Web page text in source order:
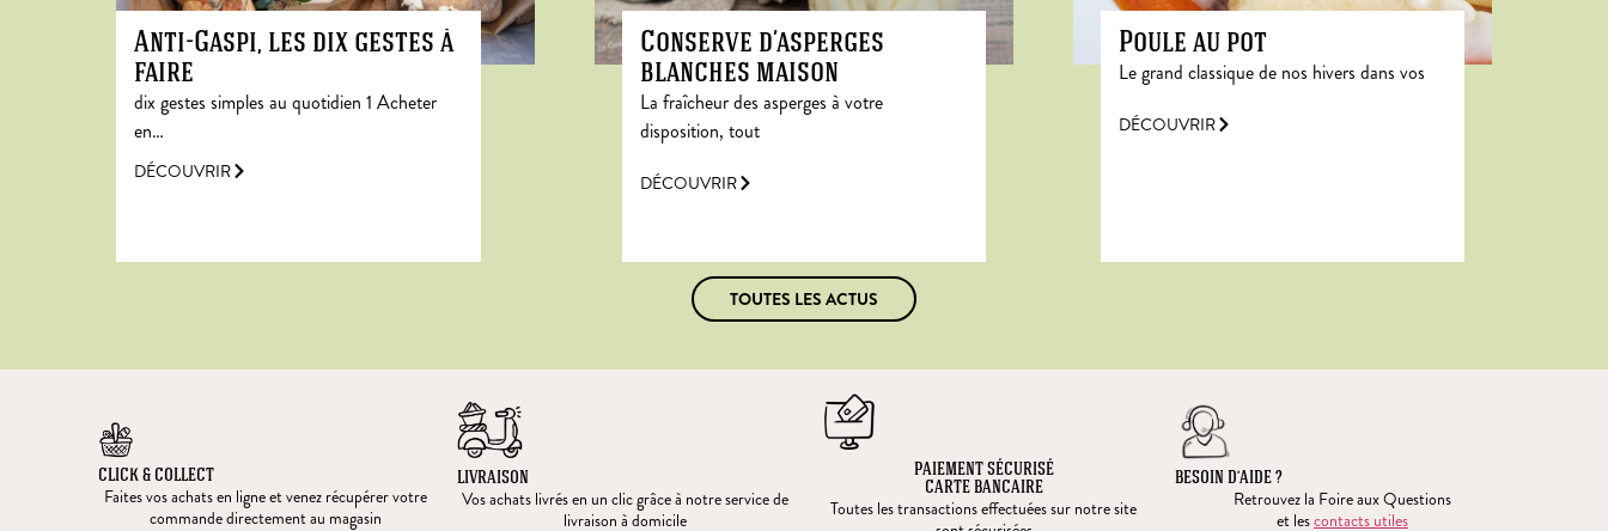
Anti-Gaspi, les dix gestes à
faire
dix gestes simples au quotidien 1 Acheter
en…
DÉCOUVRIR
Conserve d’asperges
blanches maison
La fraîcheur des asperges à votre
disposition, tout
DÉCOUVRIR
Poule au pot
Le grand classique de nos hivers dans vos
DÉCOUVRIR
TOUTES LES ACTUS
CLICK & COLLECT
Faites vos achats en ligne et venez récupérer votre
commande directement au magasin
LIVRAISON
Vos achats livrés en un clic grâce à notre service de
livraison à domicile
PAIEMENT SÉCURISÉ
CARTE BANCAIRE
Toutes les transactions effectuées sur notre site
BESOIN D’AIDE ?
Retrouvez la Foire aux Questions
et lescontacts utiles